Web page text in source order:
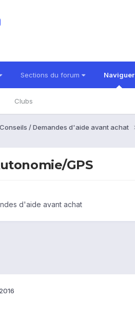
Sections du forum Naviguer
Clubs
Conseils / Demandes d'aide avant achat
GPS
d'aide avant achat